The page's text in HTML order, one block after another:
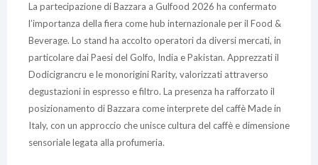
La partecipazione di Bazzara a Gulfood 2026 ha confermato
l’importanza della fiera come hub internazionale per il Food &
Beverage. Lo stand ha accolto operatori da diversi mercati, in
particolare dai Paesi del Golfo, India e Pakistan. Apprezzati il
Dodicigrancru e le monorigini Rarity, valorizzati attraverso
degustazioni in espresso e filtro. La presenza ha rafforzato il
posizionamento di Bazzara come interprete del caffè Made in
Italy, con un approccio che unisce cultura del caffè e dimensione
sensoriale legata alla profumeria.